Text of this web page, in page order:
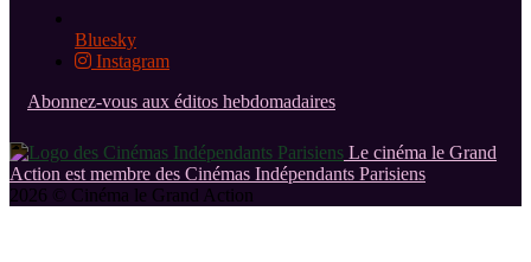
Bluesky
Instagram
Abonnez-vous aux éditos hebdomadaires
Le cinéma le Grand
Action est membre des Cinémas Indépendants Parisiens
2026 © Cinéma le Grand Action